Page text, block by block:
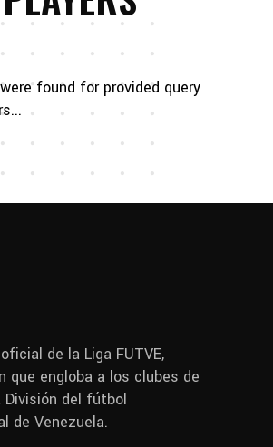
found for provided query
de la Liga FUTVE,
que engloba a los clubes de
División del fútbol
de Venezuela.